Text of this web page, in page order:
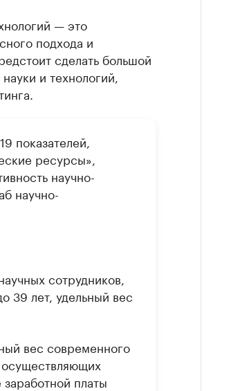
— это
подхода и
сделать большой
и технологий,
показателей,
ресурсы»,
научно-
научно-
сотрудников,
39 лет, удельный вес
вес современного
осуществляющих
платы